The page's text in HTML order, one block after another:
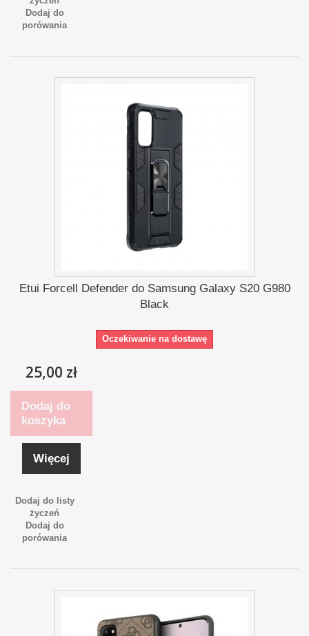
Dodaj do
porówania
Etui Forcell Defender do Samsung Galaxy S20 G980
Black
Oczekiwanie na dostawę
25,00 zł
Dodaj do
koszyka
Więcej
Dodaj do listy
życzeń
Dodaj do
porówania